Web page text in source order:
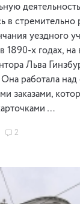
в
уездного
1890-х годах,
Льва
работала
заказами,
…
2